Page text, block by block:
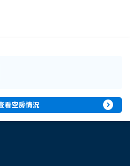
看空房情況 expand_circle_right